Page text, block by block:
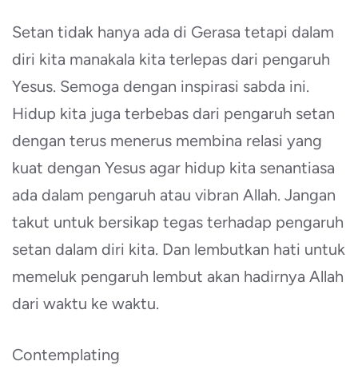
Setan tidak hanya ada di Gerasa tetapi dalam
diri kita manakala kita terlepas dari pengaruh
Yesus. Semoga dengan inspirasi sabda ini.
Hidup kita juga terbebas dari pengaruh setan
dengan terus menerus membina relasi yang
kuat dengan Yesus agar hidup kita senantiasa
ada dalam pengaruh atau vibran Allah. Jangan
takut untuk bersikap tegas terhadap pengaruh
setan dalam diri kita. Dan lembutkan hati untuk
memeluk pengaruh lembut akan hadirnya Allah
dari waktu ke waktu.
Contemplating